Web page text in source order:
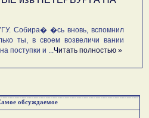
Собира� �сь вновь, вспомнил
ты, в своем возвеличи вании
поступки и ...Читать полностью »
обсуждаемое